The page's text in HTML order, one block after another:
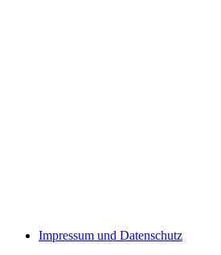
Impressum und Datenschutz